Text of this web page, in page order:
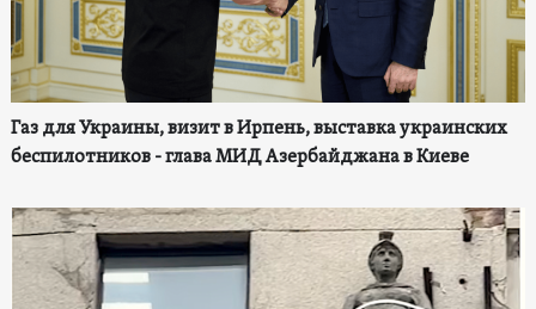
Газ для Украины, визит в Ирпень, выставка украинских
беспилотников - глава МИД Азербайджана в Киеве